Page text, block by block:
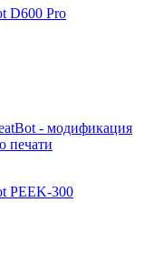
- модификация
печати